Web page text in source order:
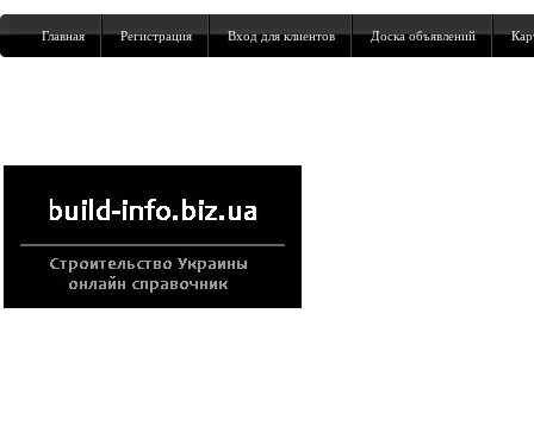
Главная Регистрация Вход для клиентов Доска объявлений